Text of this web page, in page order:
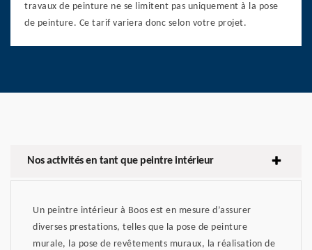
travaux de peinture ne se limitent pas uniquement à la pose
de peinture. Ce tarif variera donc selon votre projet.
Nos activités en tant que peintre intérieur
Un peintre intérieur à Boos est en mesure d’assurer
diverses prestations, telles que la pose de peinture
murale, la pose de revêtements muraux, la réalisation de